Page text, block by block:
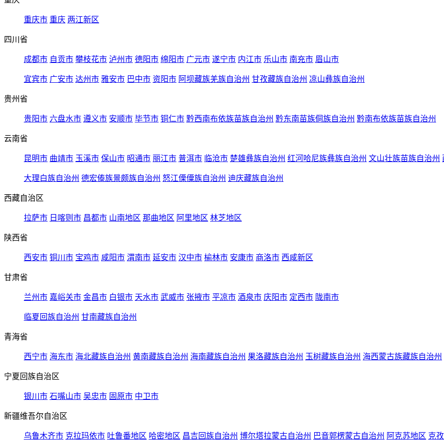
重庆市 重庆 两江新区
四川省
成都市 自贡市 攀枝花市 泸州市 德阳市 绵阳市 广元市 遂宁市 内江市 乐山市 南充市 眉山市
宜宾市 广安市 达州市 雅安市 巴中市 资阳市 阿坝藏族羌族自治州 甘孜藏族自治州 凉山彝族自治州
贵州省
贵阳市 六盘水市 遵义市 安顺市 毕节市 铜仁市 黔西南布依族苗族自治州 黔东南苗族侗族自治州 黔南布依族苗族自治州
云南省
昆明市 曲靖市 玉溪市 保山市 昭通市 丽江市 普洱市 临沧市 楚雄彝族自治州 红河哈尼族彝族自治州 文山壮族苗族自治州
大理白族自治州 德宏傣族景颇族自治州 怒江傈僳族自治州 迪庆藏族自治州
西藏自治区
拉萨市 日喀则市 昌都市 山南地区 那曲地区 阿里地区 林芝地区
陕西省
西安市 铜川市 宝鸡市 咸阳市 渭南市 延安市 汉中市 榆林市 安康市 商洛市 西咸新区
甘肃省
兰州市 嘉峪关市 金昌市 白银市 天水市 武威市 张掖市 平凉市 酒泉市 庆阳市 定西市 陇南市
临夏回族自治州 甘南藏族自治州
青海省
西宁市 海东市 海北藏族自治州 黄南藏族自治州 海南藏族自治州 果洛藏族自治州 玉树藏族自治州 海西蒙古族藏族自治州
宁夏回族自治区
银川市 石嘴山市 吴忠市 固原市 中卫市
新疆维吾尔自治区
乌鲁木齐市 克拉玛依市 吐鲁番地区 哈密地区 昌吉回族自治州 博尔塔拉蒙古自治州 巴音郭楞蒙古自治州 阿克苏地区 克